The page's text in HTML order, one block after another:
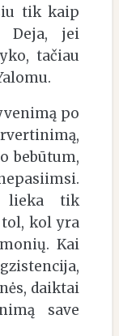
tik kaip
Deja, jei
tačiau
po
bebūtum,
lieka tik
kol yra
Kai
daiktai
save